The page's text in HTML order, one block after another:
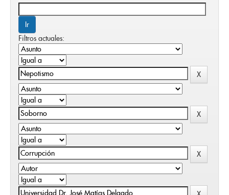
Filtros actuales: